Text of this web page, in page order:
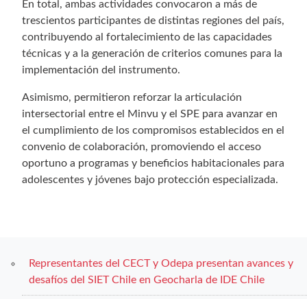
Representantes del CECT y Odepa presentan avances y
desafíos del SIET Chile en Geocharla de IDE Chile
En total, ambas actividades convocaron a más de
trescientos participantes de distintas regiones del país,
contribuyendo al fortalecimiento de las capacidades
técnicas y a la generación de criterios comunes para la
implementación del instrumento.
Asimismo, permitieron reforzar la articulación
intersectorial entre el Minvu y el SPE para avanzar en
el cumplimiento de los compromisos establecidos en el
convenio de colaboración, promoviendo el acceso
oportuno a programas y beneficios habitacionales para
adolescentes y jóvenes bajo protección especializada.